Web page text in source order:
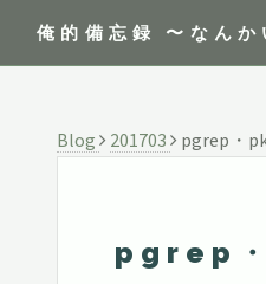
俺的備忘録 〜なんか
Blog 201703 pgrep・
pgrep・